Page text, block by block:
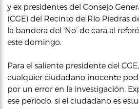
y ex presidentes del Consejo
(CGE) del Recinto de Río Piedras
la bandera del ‘No’ de cara al
este domingo.
Para el saliente presidente del
cualquier ciudadano inocente
por un error en la investigación.
ese periodo, si el ciudadano es